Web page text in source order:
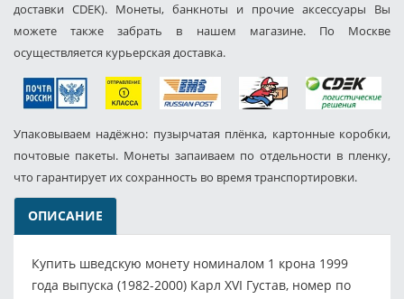
доставки CDEK). Монеты, банкноты и прочие аксессуары Вы
можете также забрать в нашем магазине. По Москве
осуществляется курьерская доставка.
Упаковываем надёжно: пузырчатая плёнка, картонные коробки,
почтовые пакеты. Монеты запаиваем по отдельности в пленку,
что гарантирует их сохранность во время транспортировки.
ОПИСАНИЕ
Купить шведскую монету номиналом 1 крона 1999
года выпуска (1982-2000) Карл XVI Густав, номер по